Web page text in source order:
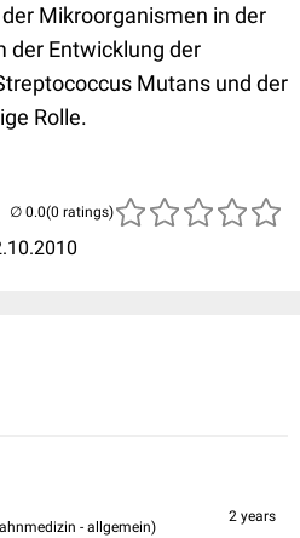
Mikroorganismen in der
der Entwicklung der
Mutans und der
Rolle.
(0 ratings)
- allgemein)
2 years